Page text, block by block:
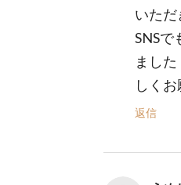
いただ
SNSで
まし
しくお
返信